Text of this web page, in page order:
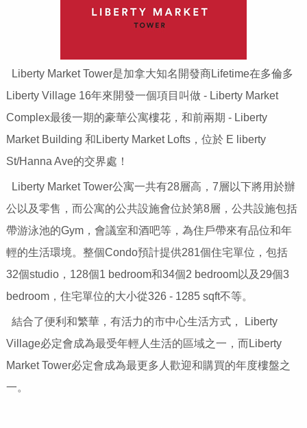
Liberty Market Tower是加拿大知名開發商Lifetime在多倫多
Liberty Village 16年來開發一個項目叫做 - Liberty Market
Complex最後一期的豪華公寓樓花，和前兩期 - Liberty
Market Building 和Liberty Market Lofts，位於 E liberty
St/Hanna Ave的交界處！
Liberty Market Tower公寓一共有28層高，7層以下將用於辦
公以及零售，而公寓的公共設施會位於第8層，公共設施包括
帶游泳池的Gym，會議室和酒吧等，為住戶帶來有品位和年
輕的生活環境。整個Condo預計提供281個住宅單位，包括
32個studio，128個1 bedroom和34個2 bedroom以及29個3
bedroom，住宅單位的大小從326 - 1285 sqft不等。
結合了便利和繁華，有活力的市中心生活方式， Liberty
Village必定會成為最受年輕人生活的區域之一，而Liberty
Market Tower必定會成為最更多人歡迎和購買的年度樓盤之
一。